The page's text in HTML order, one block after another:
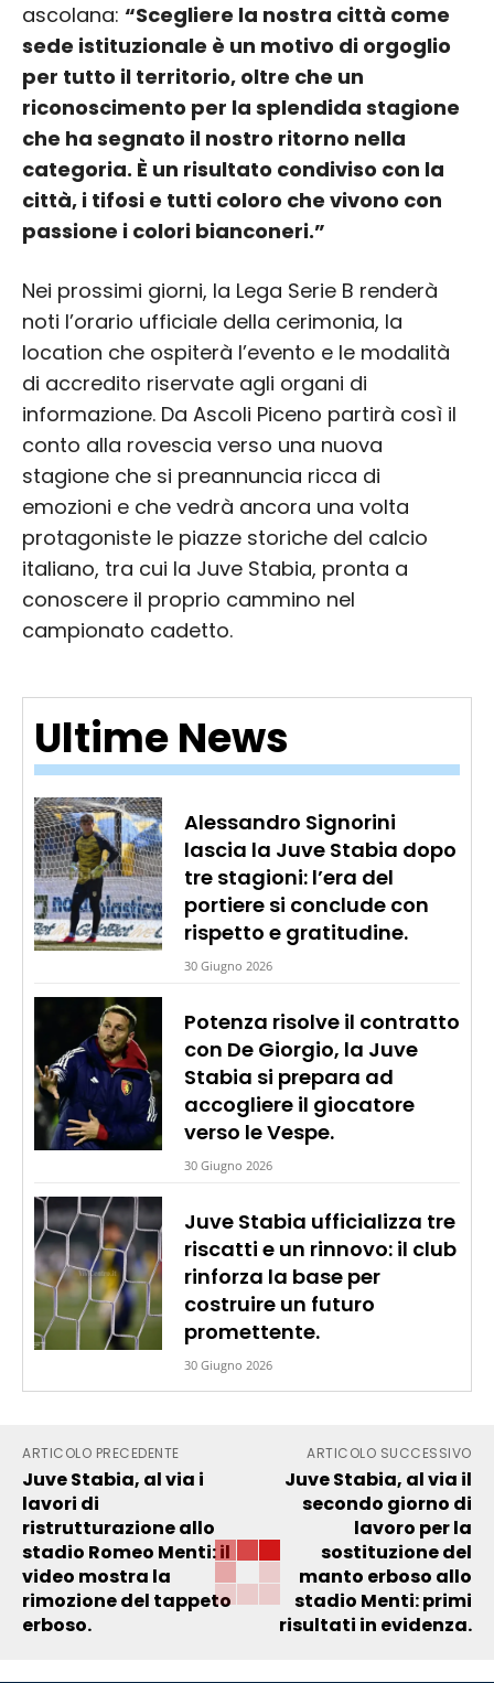
Ultime News
Alessandro Signorini
lascia la Juve Stabia dopo
tre stagioni: l’era del
portiere si conclude con
rispetto e gratitudine.
30 Giugno 2026
Potenza risolve il contratto
con De Giorgio, la Juve
Stabia si prepara ad
accogliere il giocatore
verso le Vespe.
30 Giugno 2026
Juve Stabia ufficializza tre
riscatti e un rinnovo: il club
rinforza la base per
costruire un futuro
promettente.
30 Giugno 2026
ascolana: “Scegliere la nostra città come
sede istituzionale è un motivo di orgoglio
per tutto il territorio, oltre che un
riconoscimento per la splendida stagione
che ha segnato il nostro ritorno nella
categoria. È un risultato condiviso con la
città, i tifosi e tutti coloro che vivono con
passione i colori bianconeri.”
Nei prossimi giorni, la Lega Serie B renderà
noti l’orario ufficiale della cerimonia, la
location che ospiterà l’evento e le modalità
di accredito riservate agli organi di
informazione. Da Ascoli Piceno partirà così il
conto alla rovescia verso una nuova
stagione che si preannuncia ricca di
emozioni e che vedrà ancora una volta
protagoniste le piazze storiche del calcio
italiano, tra cui la Juve Stabia, pronta a
conoscere il proprio cammino nel
campionato cadetto.
ARTICOLO PRECEDENTE
Juve Stabia, al via i
lavori di
ristrutturazione allo
stadio Romeo Menti: il
video mostra la
rimozione del tappeto
erboso.
ARTICOLO SUCCESSIVO
Juve Stabia, al via il
secondo giorno di
lavoro per la
sostituzione del
manto erboso allo
stadio Menti: primi
risultati in evidenza.